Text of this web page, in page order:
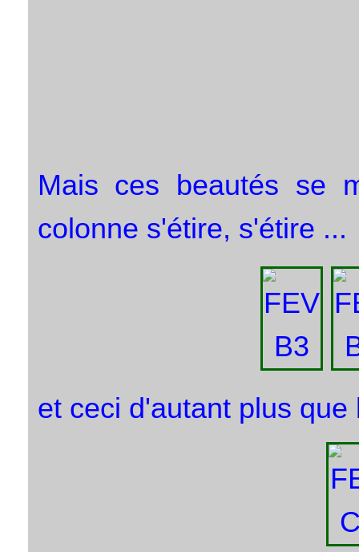
Mais ces beautés se
colonne s'étire, s'étire ...
et ceci d'autant plus